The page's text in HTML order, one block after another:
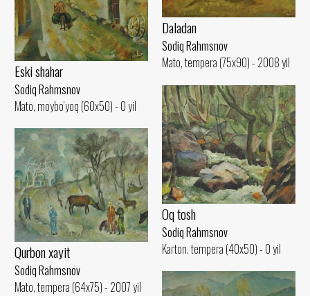
Eski shahar
Sodiq Rahmsnov
Mato, moybo‘yoq (60x50) - 0 yil
Daladan
Sodiq Rahmsnov
Mato, tempera (75x90) - 2008 yil
Oq tosh
Sodiq Rahmsnov
Karton. tempera (40x50) - 0 yil
Qurbon xayit
Sodiq Rahmsnov
Mato, tempera (64x75) - 2007 yil